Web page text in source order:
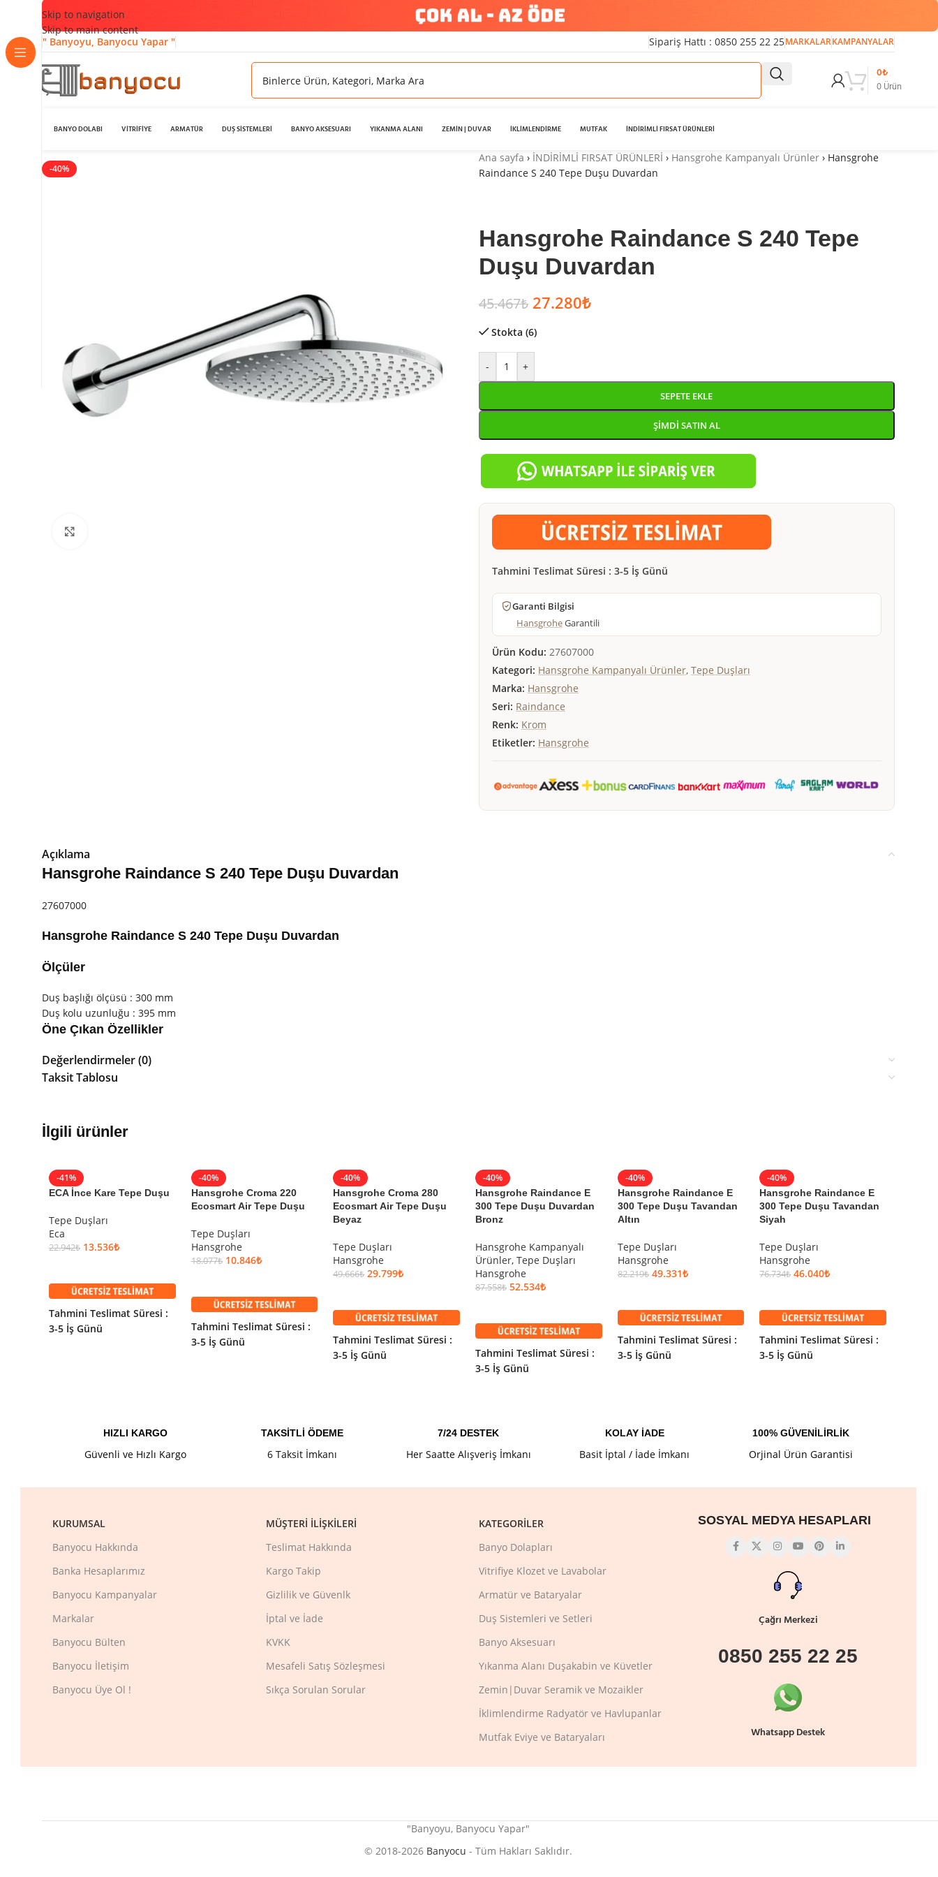
Skip to navigation
Skip to main content
" Banyoyu, Banyocu Yapar "
Sipariş Hattı : 0850 255 22 25MARKALARKAMPANYALAR
0Ürün
0₺
BANYO DOLABI VİTRİFİYE ARMATÜR DUŞ SİSTEMLERİ BANYO AKSESUARI YIKANMA ALANI ZEMİN | DUVAR İKLİMLENDİRME MUTFAK İNDİRİMLİ FIRSAT ÜRÜNLERİ
-40%
Ana sayfa › İNDİRİMLİ FIRSAT ÜRÜNLERİ › Hansgrohe Kampanyalı Ürünler› Hansgrohe
Raindance S 240 Tepe Duşu Duvardan
Hansgrohe Raindance S 240 Tepe
Duşu Duvardan
45.467₺ 27.280₺
Stokta (6)
- +
SEPETE EKLE
ŞIMDI SATIN AL
Tahmini Teslimat Süresi : 3-5 İş Günü
Garanti Bilgisi
HansgroheGarantili
Ürün Kodu: 27607000
Kategori: Hansgrohe Kampanyalı Ürünler, Tepe Duşları
Marka: Hansgrohe
Seri: Raindance
Renk: Krom
Etiketler: Hansgrohe
Açıklama
Hansgrohe Raindance S 240 Tepe Duşu Duvardan
27607000
Hansgrohe Raindance S 240 Tepe Duşu Duvardan
Ölçüler
Duş başlığı ölçüsü : 300 mm
Duş kolu uzunluğu : 395 mm
Öne Çıkan Özellikler
Sprey türü : PowderRain
Küresel bağlantı : Açısı ayarlanabilir tepe duşu
Montaj tipi : Duvar
Ses sınıfı : II
Malzeme ve Renk
Sprey diski malzemesi : Metal
Malzeme : Pirinç
Renk : Krom
Yüzey : Parlak
Hansgrohe Raindance S 240 Tepe Duşu Duvardan
27.280₺ Stokta (6)
Marka:
Renk: Krom
Değerlendirmeler (0)
Taksit Tablosu
İlgili ürünler
-41%
ECA İnce Kare Tepe Duşu
Tepe Duşları
Eca
22.942₺ 13.536₺
Tahmini Teslimat Süresi :
3-5 İş Günü
-40%
Hansgrohe Croma 220
Ecosmart Air Tepe Duşu
Tepe Duşları
Hansgrohe
18.077₺ 10.846₺
Tahmini Teslimat Süresi :
3-5 İş Günü
-40%
Hansgrohe Croma 280
Ecosmart Air Tepe Duşu
Beyaz
Tepe Duşları
Hansgrohe
49.666₺ 29.799₺
Tahmini Teslimat Süresi :
3-5 İş Günü
-40%
Hansgrohe Raindance E
300 Tepe Duşu Duvardan
Bronz
Hansgrohe Kampanyalı
Ürünler, Tepe Duşları
Hansgrohe
87.558₺ 52.534₺
Tahmini Teslimat Süresi :
3-5 İş Günü
-40%
Hansgrohe Raindance E
300 Tepe Duşu Tavandan
Altın
Tepe Duşları
Hansgrohe
82.219₺ 49.331₺
Tahmini Teslimat Süresi :
3-5 İş Günü
-40%
Hansgrohe Raindance E
300 Tepe Duşu Tavandan
Siyah
Tepe Duşları
Hansgrohe
76.734₺ 46.040₺
Tahmini Teslimat Süresi :
3-5 İş Günü
HIZLI KARGO
Güvenli ve Hızlı Kargo
TAKSİTLİ ÖDEME
6 Taksit İmkanı
7/24 DESTEK
Her Saatte Alışveriş İmkanı
KOLAY İADE
Basit İptal / İade İmkanı
100% GÜVENİLİRLİK
Orjinal Ürün Garantisi
KURUMSAL
Banyocu Hakkında
Banka Hesaplarımız
Banyocu Kampanyalar
Markalar
Banyocu Bülten
Banyocu İletişim
Banyocu Üye Ol !
MÜŞTERI İLIŞKILERI
Teslimat Hakkında
Kargo Takip
Gizlilik ve Güvenlk
İptal ve İade
KVKK
Mesafeli Satış Sözleşmesi
Sıkça Sorulan Sorular
KATEGORILER
Banyo Dolapları
Vitrifiye Klozet ve Lavabolar
Armatür ve Bataryalar
Duş Sistemleri ve Setleri
Banyo Aksesuarı
Yıkanma Alanı Duşakabin ve Küvetler
Zemin|Duvar Seramik ve Mozaikler
İklimlendirme Radyatör ve Havlupanlar
Mutfak Eviye ve Bataryaları
SOSYAL MEDYA HESAPLARI
Çağrı Merkezi
0850 255 22 25
Whatsapp Destek
"Banyoyu, Banyocu Yapar"
© 2018-2026 Banyocu - Tüm Hakları Saklıdır.